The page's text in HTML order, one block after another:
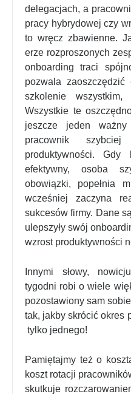
delegacjach, a
pracy hybrydowej czy
to wręcz zbawienne.
erze rozproszonych
onboarding traci
pozwala
szkolenie
Wszystkie te
jeszcze jeden
pracownik
produktywności. Gdy
efektywny, osoba
obowiązki, popełnia
wcześniej zaczyna
sukcesów firmy. Dane
ulepszyły swój
wzrost produktywności
Innymi słowy,
tygodni robi o wiele
pozostawiony sam
tak, jakby skrócić okres
tylko jednego!
Pamiętajmy też o
koszt rotacji
skutkuje